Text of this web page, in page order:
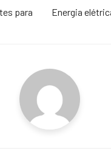
para
Energia